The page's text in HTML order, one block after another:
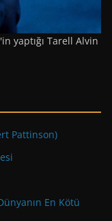
yaptığı Tarell Alvin
Pattinson)
En Kötü